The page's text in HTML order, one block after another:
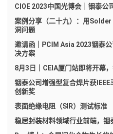
CIOE 2023中国光博会｜铟泰公
案例分享（二十九）：用
洞问题
邀请函｜PCIM Asia 2023铟泰
决方案
8月3日｜CEIA厦门站即将开幕
铟泰公司增强型复合焊片获
创新奖
表面绝缘电阻（SIR）测试标准
稳居封装材料领域行业前端，